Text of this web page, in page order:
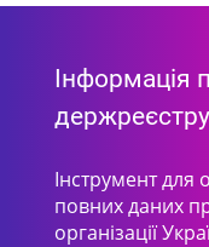
Інформація
держреєстру
Інструмент для
повних даних
організації